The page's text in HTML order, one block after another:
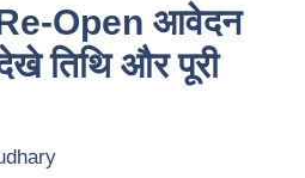
Open आवेदन
तिथि और पूरी